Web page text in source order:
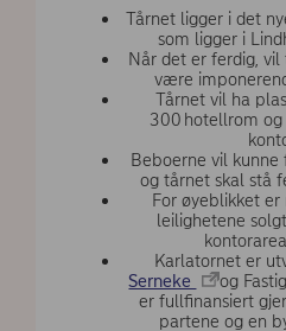
Tårnet ligger i det
som ligger i
Når det er ferdig,
være
Tårnet vil ha
300 hotellrom
Beboerne vil
og tårnet skal stå
For øyeblikket
leilighetene
Karlatornet er
Serneke
og
er fullfinansiert
partene og en